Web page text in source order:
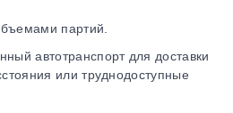
партий.
автотранспорт для доставки
или труднодоступные